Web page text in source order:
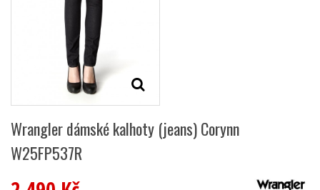
Wrangler dámské kalhoty (jeans) Corynn
W25FP537R